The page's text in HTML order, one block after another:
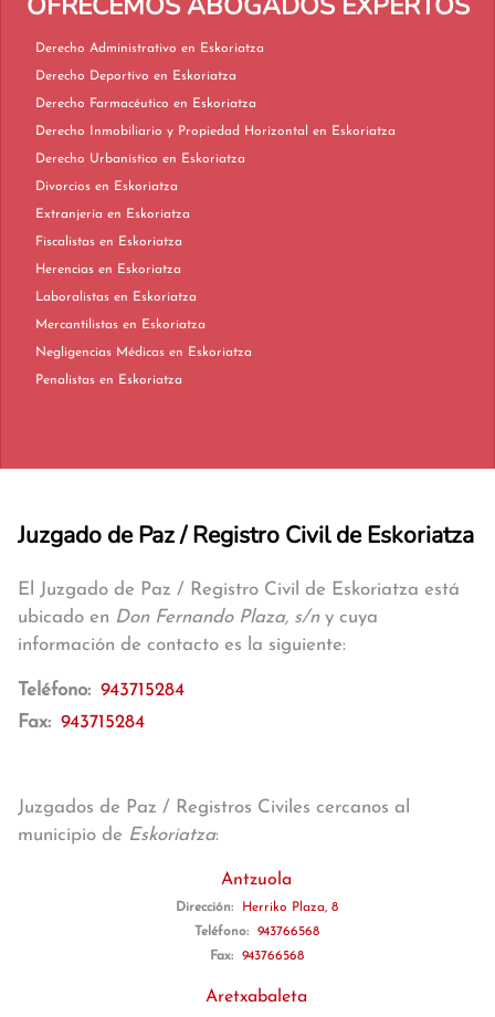
Derecho Administrativo en Eskoriatza
Derecho Deportivo en Eskoriatza
Derecho Farmacéutico en Eskoriatza
Derecho Inmobiliario y Propiedad Horizontal en Eskoriatza
Derecho Urbanístico en Eskoriatza
Divorcios en Eskoriatza
Extranjería en Eskoriatza
Fiscalistas en Eskoriatza
Herencias en Eskoriatza
Laboralistas en Eskoriatza
Mercantilistas en Eskoriatza
Negligencias Médicas en Eskoriatza
Penalistas en Eskoriatza
Juzgado de Paz / Registro Civil de Eskoriatza
El Juzgado de Paz / Registro Civil de Eskoriatza está
ubicado en Don Fernando Plaza, s/ny cuya
información de contacto es la siguiente:
Teléfono: 943715284
Fax: 943715284
Juzgados de Paz / Registros Civiles cercanos al
municipio de Eskoriatza:
Antzuola
Dirección:
Herriko Plaza, 8
Teléfono:
943766568
Fax:
943766568
Aretxabaleta